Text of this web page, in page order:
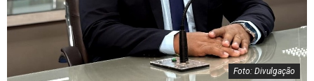
Foto: Divulgação